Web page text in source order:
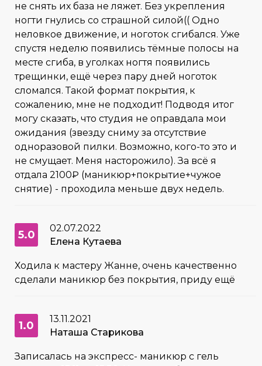
не снять их база не ляжет. Без укрепления
ногти гнулись со страшной силой(( Одно
неловкое движение, и ноготок сгибался. Уже
спустя неделю появились тёмные полосы на
месте сгиба, в уголках ногтя появились
трещинки, ещё через пару дней ноготок
сломался. Такой формат покрытия, к
сожалению, мне не подходит! Подводя итог
могу сказать, что студия не оправдала мои
ожидания (звезду сниму за отсутствие
одноразовой пилки. Возможно, кого-то это и
не смущает. Меня насторожило). За всё я
отдала 2100₽ (маникюр+покрытие+чужое
снятие) - проходила меньше двух недель.
5.0
02.07.2022
Елена Кутаева
Ходила к мастеру Жанне, очень качественно
сделали маникюр без покрытия, приду ещё
1.0
13.11.2021
Наташа Старикова
Записалась на экспресс- маникюр с гель